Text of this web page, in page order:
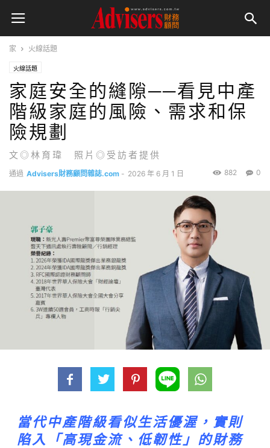
家 火線話題
火線話題
家庭安全的縫隙──看見中產
階級家庭的風險、需求和保
險規劃
文◎林育瑋 照片◎受訪者提供
通過 Advisers財務顧問雜誌.com - 2026 年 6 月 1 日 0
882
當代中產階級看似生活優渥，實則
陷入「高現金流、低韌性」的財務